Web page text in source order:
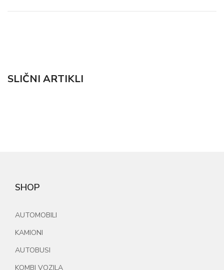
SLIČNI ARTIKLI
SHOP
AUTOMOBILI
KAMIONI
AUTOBUSI
KOMBI VOZILA